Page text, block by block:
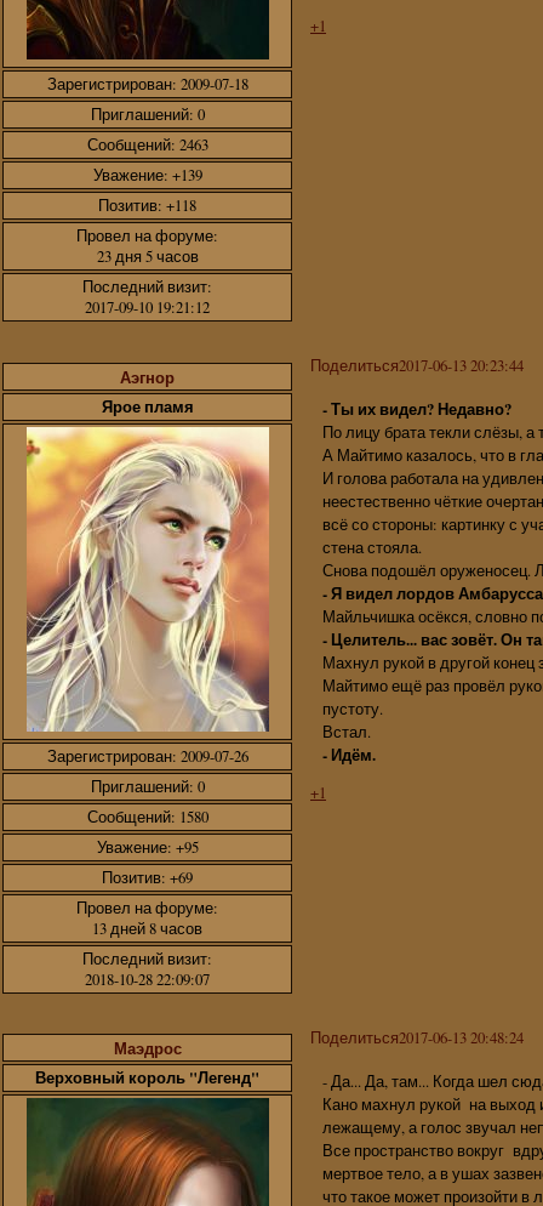
Зарегистрирован: 2009-07-18
Приглашений: 0
Сообщений: 2463
Уважение: +139
Позитив: +118
Провел на форуме:
23 дня 5 часов
Последний визит:
2017-09-10 19:21:12
+1
Поделиться2017-06-13 20:23:44
Аэгнор
Ярое пламя
Зарегистрирован: 2009-07-26
Приглашений: 0
Сообщений: 1580
Уважение: +95
Позитив: +69
Провел на форуме:
13 дней 8 часов
Последний визит:
2018-10-28 22:09:07
- Ты их видел? Недавно?
По лицу брата текли слёзы, а
А Майтимо казалось, что в
И голова работала на
неестественно чёткие
всё со стороны: картинку с
стена стояла.
Снова подошёл оруженосец.
- Я видел лордов
Майльчишка осёкся, словно
- Целитель... вас зовёт. Он
Махнул рукой в другой конец
Майтимо ещё раз провёл
пустоту.
Встал.
- Идём.
+1
Поделиться2017-06-13 20:48:24
Маэдрос
Верховный король "Легенд"
- Да... Да, там... Когда шел
Кано махнул рукой на выход
лежащему, а голос звучал
Все пространство вокруг
мертвое тело, а в ушах
что такое может произойти